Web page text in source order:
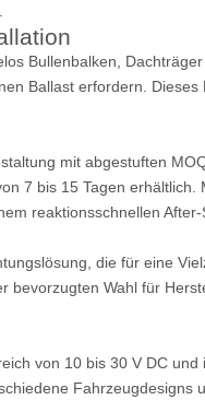
Bullenbalken, Dachträger
Ballast erfordern.
mit abgestuften
7 bis 15 Tagen
reaktionsschnellen After-
die für eine
Wahl für
von 10 bis 30 V DC und
Fahrzeugdesigns